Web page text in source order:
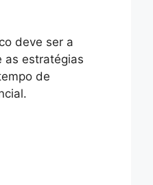
deve ser a
as estratégias
de